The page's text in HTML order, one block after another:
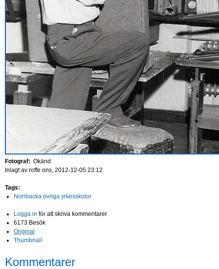
Fotograf: Okänd
Inlagt av roffe ons, 2012-12-05 23:12
Tags:
Norrbacka övriga yrkesskolor
Logga in för att skriva kommentarer
6173 Besök
Original
Thumbnail
Kommentarer